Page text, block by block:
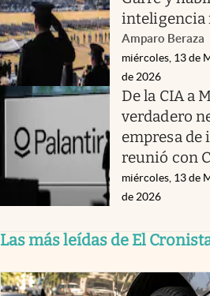
Amparo Beraza
miércoles, 13 de
de 2026
De la CIA a
verdadero
empresa de
reunió con
miércoles, 13 de
de 2026
Las más leídas de El